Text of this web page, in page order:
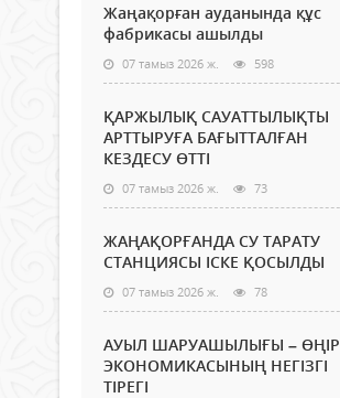
Жаңақорған ауданында құс
фабрикасы ашылды
07 тамыз 2026 ж. 598
ҚАРЖЫЛЫҚ САУАТТЫЛЫҚТЫ
АРТТЫРУҒА БАҒЫТТАЛҒАН
КЕЗДЕСУ ӨТТІ
07 тамыз 2026 ж. 73
ЖАҢАҚОРҒАНДА СУ ТАРАТУ
СТАНЦИЯСЫ ІСКЕ ҚОСЫЛДЫ
07 тамыз 2026 ж. 78
АУЫЛ ШАРУАШЫЛЫҒЫ – ӨҢІР
ЭКОНОМИКАСЫНЫҢ НЕГІЗГІ
ТІРЕГІ